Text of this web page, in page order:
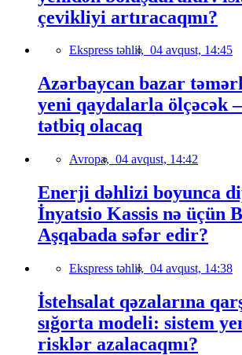
çevikliyi artıracaqmı?
Ekspress təhlil, 04 avqust, 14:45
Azərbaycan bazar
yeni qaydalarla ölçəcək
tətbiq olacaq
Avropa, 04 avqust, 14:42
Enerji dəhlizi boyunca
İnyatsio Kassis nə üçün
Aşqabada səfər edir?
Ekspress təhlil, 04 avqust, 14:38
İstehsalat qəzalarına
sığorta modeli: sistem
risklər azalacaqmı?